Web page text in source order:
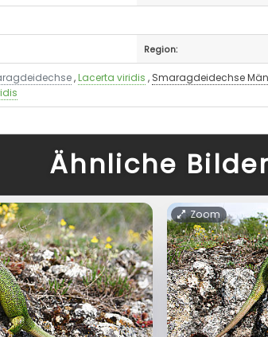
Region:
,Lacerta viridis , Smaragdeidechse
Ähnliche
Zoom